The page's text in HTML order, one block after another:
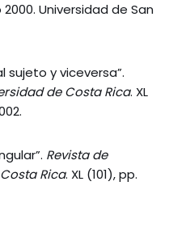
Universidad de San
sujeto y viceversa”.
de Costa Rica. XL
Revista de
Rica. XL (101), pp.